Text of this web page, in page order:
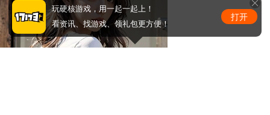
玩硬核游戏，用一起一起上！
看资讯、找游戏、领礼包更方便！
打开